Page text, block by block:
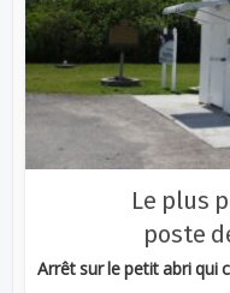
Le plus
poste
Arrêt sur le petit abri qui